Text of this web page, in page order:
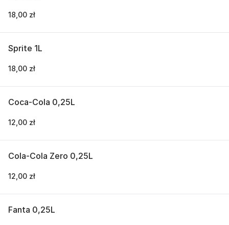
18,00 zł
Sprite 1L
18,00 zł
Coca-Cola 0,25L
12,00 zł
Cola-Cola Zero 0,25L
12,00 zł
Fanta 0,25L